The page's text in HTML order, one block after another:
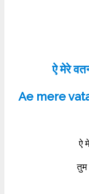
ऐ मेरे
Ae mere
ऐ
तुम